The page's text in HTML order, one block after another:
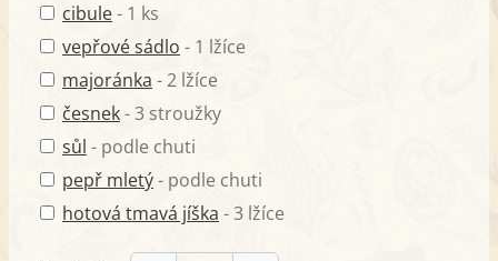
cibule- 1 ks
vepřové sádlo - 1 lžíce
majoránka - 2 lžíce
česnek- 3 stroužky
sůl - podle chuti
pepř mletý- podle chuti
hotová tmavá jíška - 3 lžíce